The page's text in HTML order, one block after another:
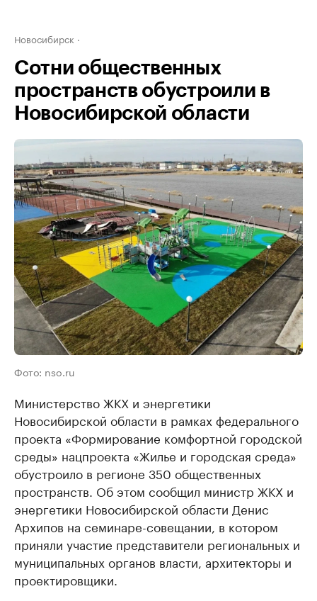
Новосибирск
Сотни общественных
пространств обустроили в
Новосибирской области
Фото: nso.ru
Министерство ЖКХ и энергетики
Новосибирской области в рамках федерального
проекта «Формирование комфортной городской
среды» нацпроекта «Жилье и городская среда»
обустроило в регионе 350 общественных
пространств. Об этом сообщил министр ЖКХ и
энергетики Новосибирской области Денис
Архипов на семинаре-совещании, в котором
приняли участие представители региональных и
муниципальных органов власти, архитекторы и
проектировщики.